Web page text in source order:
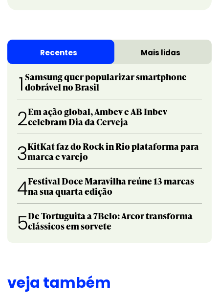
Recentes Mais lidas
1 Samsung quer popularizar smartphone
dobrável no Brasil
2Em ação global, Ambev e AB Inbev
celebram Dia da Cerveja
3KitKat faz do Rock in Rio plataforma para
marca e varejo
4Festival Doce Maravilha reúne 13 marcas
na sua quarta edição
5De Tortuguita a 7Belo: Arcor transforma
clássicos em sorvete
veja também